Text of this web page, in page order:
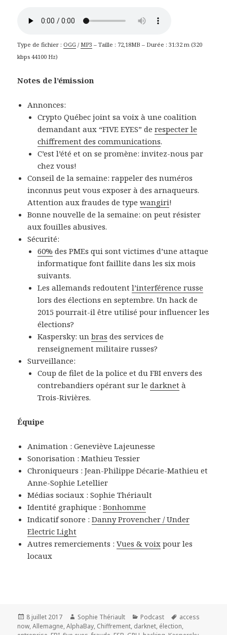
Type de fichier : OGG / MP3 – Taille : 72,18MB – Durée : 31:32 m (320
kbps 44100 Hz)
Notes de l’émission
Annonces:
Crypto Québec joint sa voix à une coalition
demandant aux “FIVE EYES” derespecter le
chiffrement des communications.
C’est l’été et on se promène: invitez-nous par
chez vous!
Conseil de la semaine: rappeler des numéros
inconnus peut vous exposer à des arnaqueurs.
Attention aux fraudes de typewangiri!
Bonne nouvelle de la semaine: on peut résister
aux fouilles abusives.
Sécurité:
60% des PMEs qui sont victimes d’une attaque
informatique font faillite dans les six mois
suivants.
Les allemands redoutentl’interférence russe
lors des élections en septembre. Un hack de
2015 pourrait-il être utilisé pour influencer les
élections?
Kaspersky: unbras des services de
renseignement militaire russes?
Surveillance:
Coup de filet de la police et du FBI envers des
contrebandiers opérant sur ledarknet à
Trois-Rivières.
Équipe
Animation : Geneviève Lajeunesse
Sonorisation : Mathieu Tessier
Chroniqueurs : Jean-Philippe Décarie-Mathieu et
Anne-Sophie Letellier
Médias sociaux : Sophie Thériault
Identité graphique :Bonhomme
Indicatif sonore :Danny Provencher / Under
Electric Light
Autres remerciements :Vues & voix pour les
locaux
Publié
le
8 juillet 2017 Auteur
Sophie Thériault Catégories
Podcast
Mots-
clés
access
now,Allemagne,AlphaBay, Chiffrement, darknet, élection,